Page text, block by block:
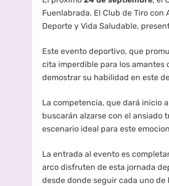
Fuenlabrada. El Club de Tiro
Deporte y Vida Saludable,
Este evento deportivo, que
cita imperdible para los amantes
demostrar su habilidad en este
La competencia, que dará inicio
buscarán alzarse con el ansiado
escenario ideal para este
La entrada al evento es
arco disfruten de esta jornada
desde donde seguir cada uno